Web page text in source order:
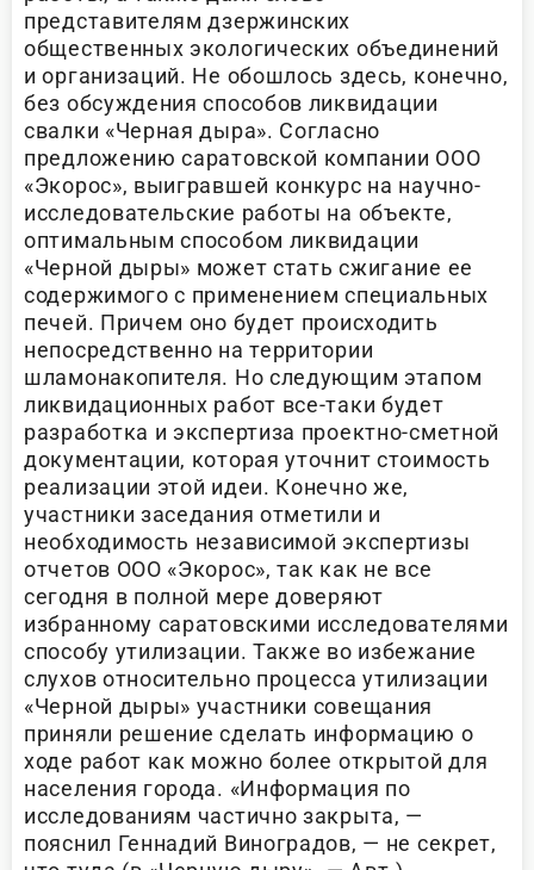
представителям дзержинских
общественных экологических объединений
и организаций. Не обошлось здесь, конечно,
без обсуждения способов ликвидации
свалки «Черная дыра». Согласно
предложению саратовской компании ООО
«Экорос», выигравшей конкурс на научно-
исследовательские работы на объекте,
оптимальным способом ликвидации
«Черной дыры» может стать сжигание ее
содержимого с применением специальных
печей. Причем оно будет происходить
непосредственно на территории
шламонакопителя. Но следующим этапом
ликвидационных работ все-таки будет
разработка и экспертиза проектно-сметной
документации, которая уточнит стоимость
реализации этой идеи. Конечно же,
участники заседания отметили и
необходимость независимой экспертизы
отчетов ООО «Экорос», так как не все
сегодня в полной мере доверяют
избранному саратовскими исследователями
способу утилизации. Также во избежание
слухов относительно процесса утилизации
«Черной дыры» участники совещания
приняли решение сделать информацию о
ходе работ как можно более открытой для
населения города. «Информация по
исследованиям частично закрыта, —
пояснил Геннадий Виноградов, — не секрет,